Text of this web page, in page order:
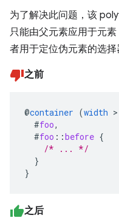
为了解决此问题，该
只能由父元素应用于元
者用于定位伪元素的选择
之前
@container (width >
#foo,
#foo ::before {
/* ... */
}
}
之后